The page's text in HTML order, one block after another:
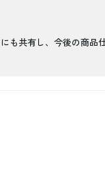
も共有し、今後の商